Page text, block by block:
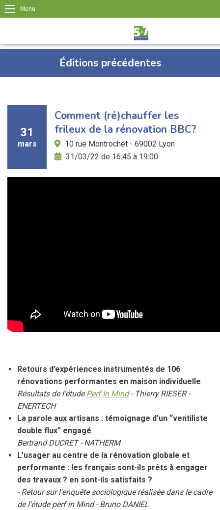
Menu
Éditions précédentes
31
mars
Comment (ré)chauffer les
frileux de la rénovation BBC?
10 rue Montrochet - 69002 Lyon
31/03/22 de 16:45 à 19:00
Retours d’expériences instrumentés de 106
rénovations performantes en maison individuelle
Résultats de l’étudePerf In Mind- Thierry RIESER -
ENERTECH
La parole aux artisans : témoignage d’un “ventiliste
double flux” engagé
Bertrand DUCRET - NATHERM
L’usager au centre de la rénovation globale et
performante : les français sont-ils prêts à engager
des travaux ? en sont-ils satisfaits ?
- Retour sur l'enquête sociologique réalisée dans le cadre
de l'étude perf in Mind - Bruno DANIEL